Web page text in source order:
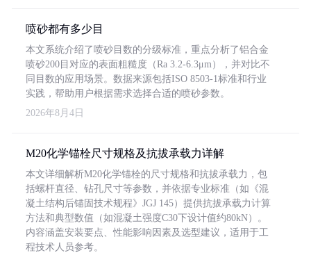
喷砂都有多少目
本文系统介绍了喷砂目数的分级标准，重点分析了铝合金
喷砂200目对应的表面粗糙度（Ra 3.2-6.3μm），并对比不
同目数的应用场景。数据来源包括ISO 8503-1标准和行业
实践，帮助用户根据需求选择合适的喷砂参数。
2026年8月4日
M20化学锚栓尺寸规格及抗拔承载力详解
本文详细解析M20化学锚栓的尺寸规格和抗拔承载力，包
括螺杆直径、钻孔尺寸等参数，并依据专业标准（如《混
凝土结构后锚固技术规程》JGJ 145）提供抗拔承载力计算
方法和典型数值（如混凝土强度C30下设计值约80kN）。
内容涵盖安装要点、性能影响因素及选型建议，适用于工
程技术人员参考。